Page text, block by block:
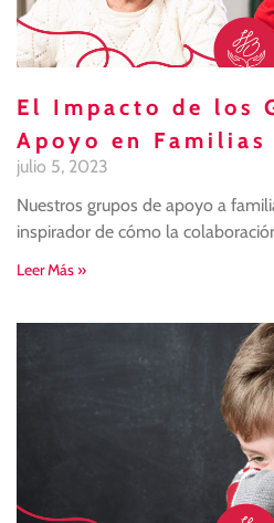
El Impacto de los
Apoyo en
julio 5, 2023
Nuestros grupos de apoyo a
inspirador de cómo la
Leer Más »